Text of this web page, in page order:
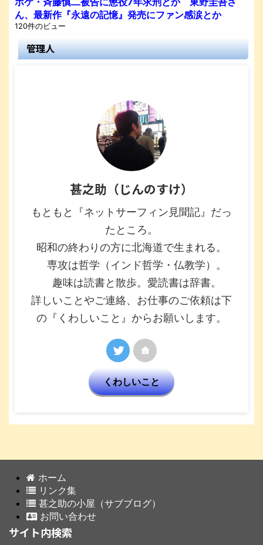
ん、最新作『永遠の記憶』発売にファン感涙とか
120件のビュー
管理人
甚之助（じんのすけ）
もともと『ネットサーフィン見聞記』だっ
たところ。
昭和の終わりの方に北海道で生まれる。
専攻は哲学（インド哲学・仏教学）。
趣味は読書と散歩。愛読書は辞書。
詳しいことやご連絡、お仕事のご依頼は下
の『くわしいこと』からお願いします。
くわしいこと
ホーム
リンク集
甚之助の小屋（サブブログ）
お問い合わせ
サイト内検索